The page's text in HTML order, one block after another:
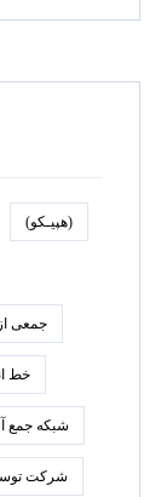
(هپیـکو)
جمعی
خط
شبکه جمع
شرکت